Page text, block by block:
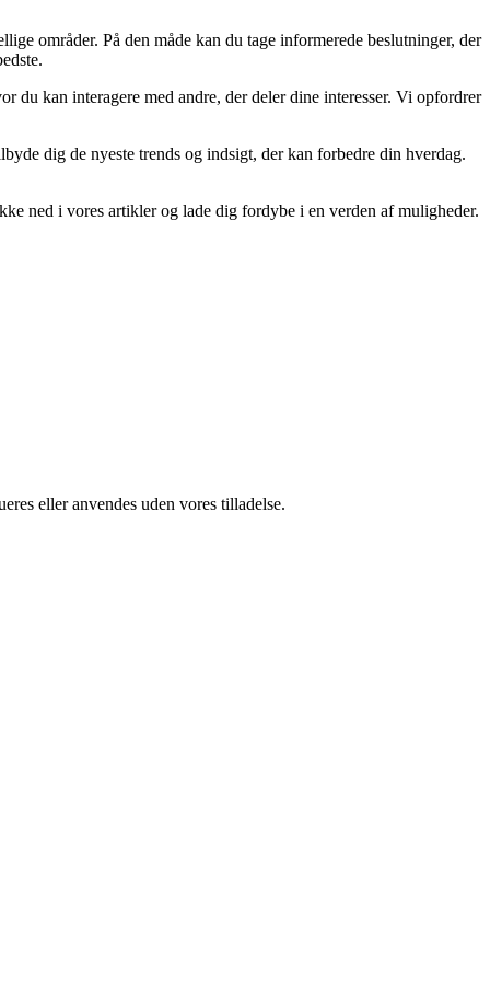
områder. På den måde kan du tage informerede beslutninger, der
du kan interagere med andre, der deler dine interesser. Vi opfordrer
dig de nyeste trends og indsigt, der kan forbedre din hverdag.
ned i vores artikler og lade dig fordybe i en verden af muligheder.
eller anvendes uden vores tilladelse.